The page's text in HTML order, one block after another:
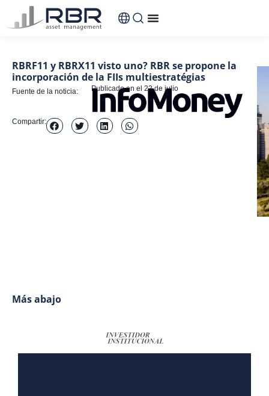
contenido
RBRF11 y RBRX11 visto uno? RBR se propone la
incorporación de la FIIs multiestratégias
Publicado en el 22 de julio
Fuente de la noticia:
Compartir:
Más abajo